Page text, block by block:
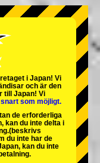
Tokyo Akihabara#1
Tokyo Bay
Osaka
i Japan! Vi
och är den
till Japan! Vi
som möjligt.
de erforderliga
kan du inte delta i
(beskrivs
du inte har de
kan du inte